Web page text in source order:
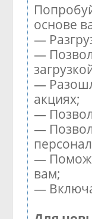
основе
—
—
—
акциях;
—
—
—
вам;
—